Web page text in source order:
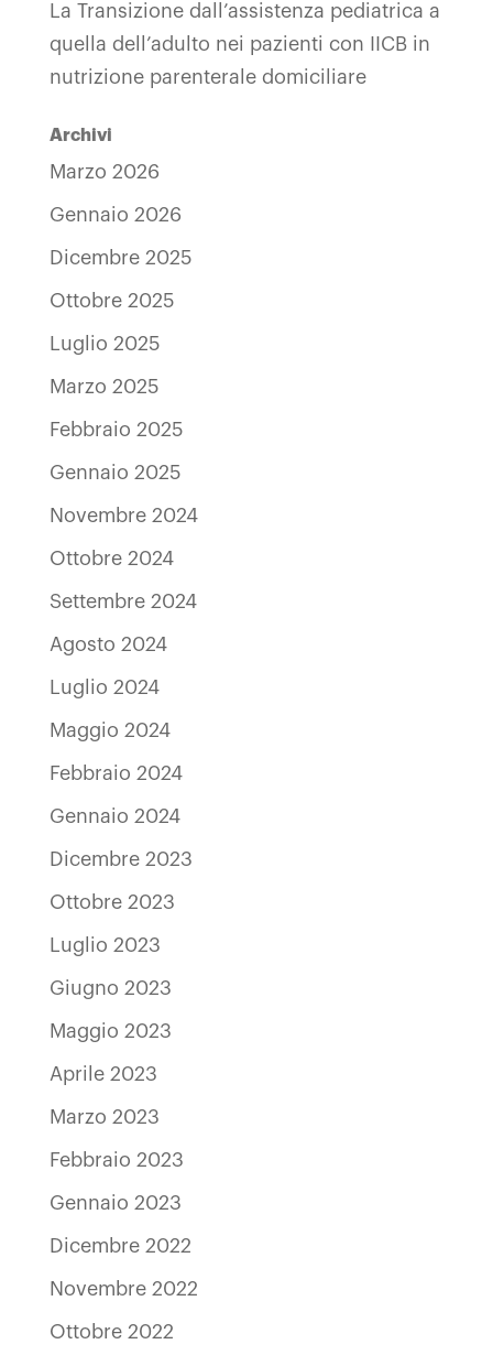
La Transizione dall’assistenza pediatrica a
quella dell’adulto nei pazienti con IICB in
nutrizione parenterale domiciliare
Archivi
Marzo 2026
Gennaio 2026
Dicembre 2025
Ottobre 2025
Luglio 2025
Marzo 2025
Febbraio 2025
Gennaio 2025
Novembre 2024
Ottobre 2024
Settembre 2024
Agosto 2024
Luglio 2024
Maggio 2024
Febbraio 2024
Gennaio 2024
Dicembre 2023
Ottobre 2023
Luglio 2023
Giugno 2023
Maggio 2023
Aprile 2023
Marzo 2023
Febbraio 2023
Gennaio 2023
Dicembre 2022
Novembre 2022
Ottobre 2022